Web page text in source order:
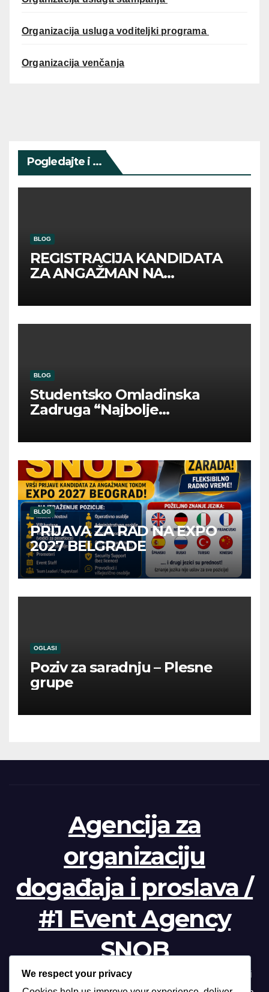
Organizacija usluga voditeljki programa
Organizacija venčanja
Pogledajte i ...
BLOG
REGISTRACIJA KANDIDATA
ZA ANGAŽMAN NA
BLOG
Studentsko Omladinska
Zadruga “Najbolje
BLOG
PRIJAVA ZA RAD NA EXPO
2027 BELGRADE
OGLASI
Poziv za saradnju – Plesne
grupe
Agencija za
organizaciju
događaja i proslava /
#1 Event Agency
SNOB
Profesionalna organizacija događanja /// Beograd, Novi
We respect your privacy